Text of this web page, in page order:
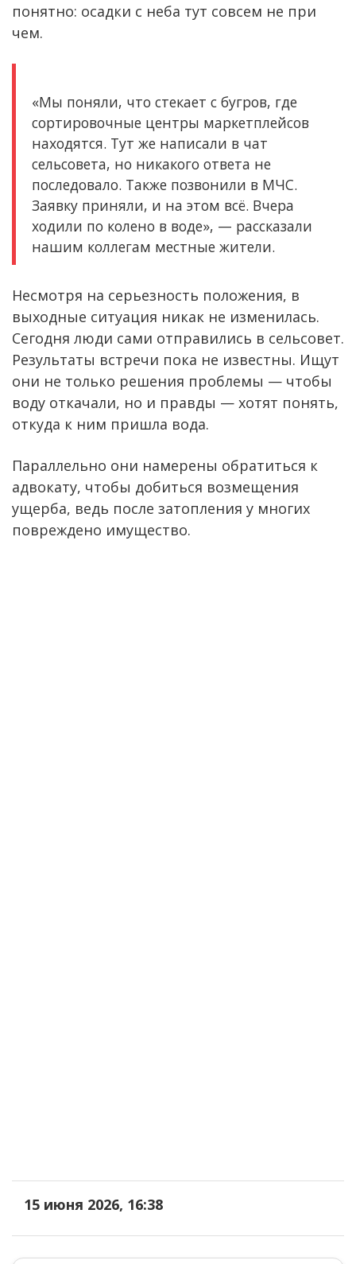
понятно: осадки с неба тут совсем не при
чем.
«Мы поняли, что стекает с бугров, где
сортировочные центры маркетплейсов
находятся. Тут же написали в чат
сельсовета, но никакого ответа не
последовало. Также позвонили в МЧС.
Заявку приняли, и на этом всё. Вчера
ходили по колено в воде», — рассказали
нашим коллегам местные жители.
Несмотря на серьезность положения, в
выходные ситуация никак не изменилась.
Сегодня люди сами отправились в сельсовет.
Результаты встречи пока не известны. Ищут
они не только решения проблемы — чтобы
воду откачали, но и правды — хотят понять,
откуда к ним пришла вода.
Параллельно они намерены обратиться к
адвокату, чтобы добиться возмещения
ущерба, ведь после затопления у многих
повреждено имущество.
15 июня 2026, 16:38